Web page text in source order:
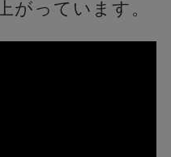
がっています。